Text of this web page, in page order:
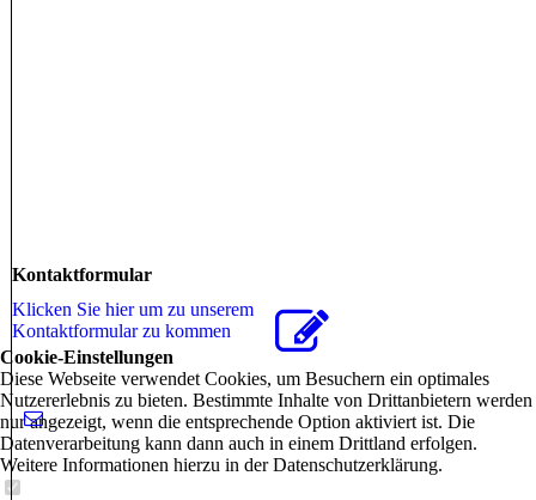
Kontaktformular
Klicken Sie hier um zu unserem
Kon­takt­for­mu­lar zu kommen
Cookie-Einstellungen
Diese Webseite verwendet Cookies, um Besuchern ein optimales
Nutzererlebnis zu bieten. Bestimmte Inhalte von Drittanbietern werden
nur angezeigt, wenn die entsprechende Option aktiviert ist. Die
Datenverarbeitung kann dann auch in einem Drittland erfolgen.
Weitere Informationen hierzu in der Datenschutzerklärung.